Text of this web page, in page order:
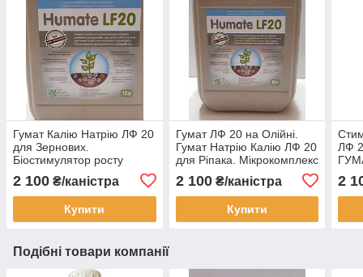
Гумат Калію Натрію ЛФ 20
для Зернових.
Біостимулятор росту
мікроелементами. Тара
10л.
2 100 ₴/каністра
Купити
Гумат ЛФ 20 на Олійні.
Гумат Натрію Калію ЛФ 20
для Ріпака. Мікрокомплекс
мікроелементами.
2 100₴/каністра
Купити
ЛФ
2
Подібні товари компанії